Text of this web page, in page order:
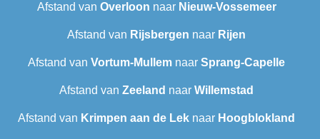
Afstand van Overloon naar Nieuw-Vossemeer
Afstand van Rijsbergen naar Rijen
Afstand van Vortum-Mullem naar Sprang-Capelle
Afstand van Zeeland naar Willemstad
Afstand van Krimpen aan de Lek naar Hoogblokland